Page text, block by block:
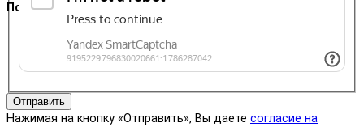
Поддержка
Отправить
Нажимая на кнопку «Отправить», Вы даете согласие на